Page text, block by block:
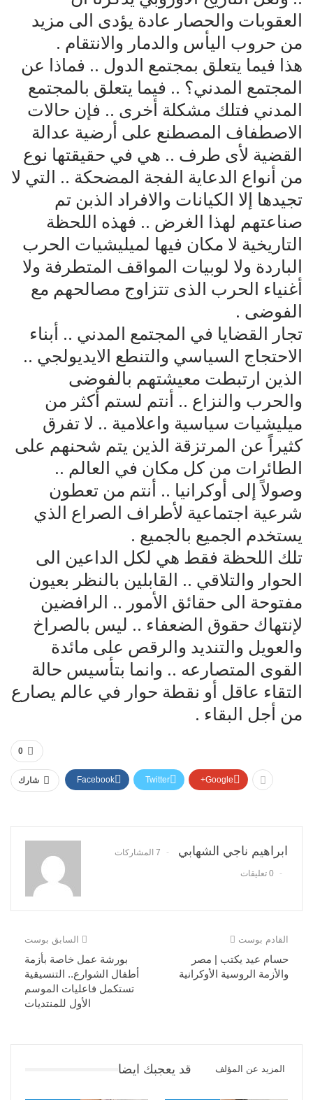
العقوبات والحصار عادة يؤدى الى مزيد
من حروب اليأس والدمار والانتقام .
هذا فيما يتعلق بمجتمع الدول .. فماذا عن
المجتمع المدني؟ .. فيما يتعلق بالمجتمع
المدني فتلك مشكلة أخرى .. فإن حالات
الاصطفاف المصطنع على أرضية عدالة
القضية لأى طرف .. هي في حقيقتها نوع
من أنواع الدعاية الفجة المضحكة .. التي لا
تجيدها إلا الكيانات والافراد الذبن تم
صناعتهم لهذا الغرض .. فهذه اللحظة
التاريخية لا مكان فيها لميليشيات الحرب
الباردة ولا لوبيات المواقف المتطرفة ولا
أغنياء الحرب الذى تتزاوج مصالحهم مع
الفوضى .
تجار القضايا في المجتمع المدني .. أبناء
الاحتجاج السياسي والتنطع الايديولجي ..
الذين ارتبطت معيشتهم بالفوضى
والحرب والنزاع .. أنتم لستم أكثر من
ميليشيات سياسية واعلامية .. لا تفرق
كثيراً عن المرتزقة الذين يتم شحنهم على
الطائرات من كل مكان في العالم ..
وصولاً إلى أوكرانيا .. أنتم من تعطون
شرعية اجتماعية لأطراف الصراع الذي
يستخدم الجميع بالجميع .
تلك اللحظة فقط هي لكل الداعين الى
الحوار والتلاقي .. القابلين بالنظر بعيون
مفتوحة الى حقائق الأمور .. الرافضين
لإنتهاك حقوق الضعفاء .. ليس بالصراخ
والعويل والتنديد والرقص على مائدة
القوى المتصارعه .. وانما بتأسيس حالة
التقاء عاقل أو نقطة حوار في عالم يصارع
من أجل البقاء .
0
شارك Facebook Twitter Google+
ابراهيم ناجي الشهابي 7 المشاركات
0 تعليقات
السابق بوست
بورشة عمل خاصة بأزمة
أطفال الشوارع.. التنسيقية
تستكمل فاعليات الموسم
الأول للمنتديات
القادم بوست
حسام عيد يكتب | مصر
والأزمة الروسية الأوكرانية
قد يعجبك ايضا المزيد عن المؤلف